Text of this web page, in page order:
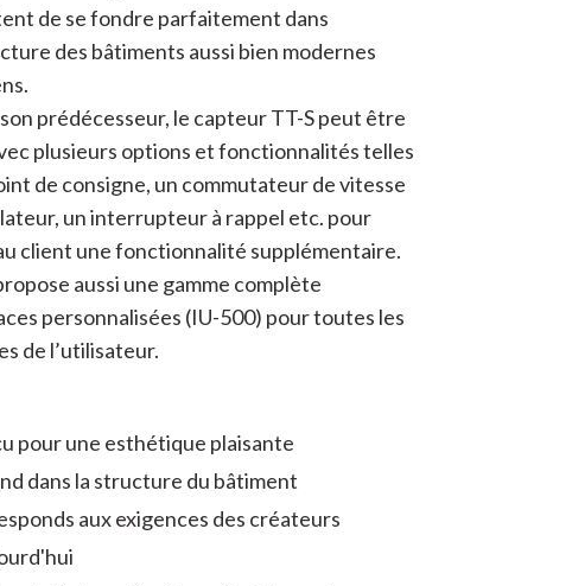
de se fondre parfaitement dans
des bâtiments aussi bien modernes
prédécesseur, le capteur TT-S peut être
plusieurs options et fonctionnalités telles
de consigne, un commutateur de vitesse
un interrupteur à rappel etc. pour
client une fonctionnalité supplémentaire.
aussi une gamme complète
personnalisées (IU-500) pour toutes les
de l’utilisateur.
pour une esthétique plaisante
dans la structure du bâtiment
aux exigences des créateurs